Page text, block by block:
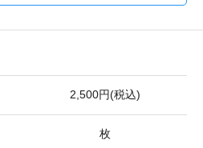
2,500円(税込)
枚